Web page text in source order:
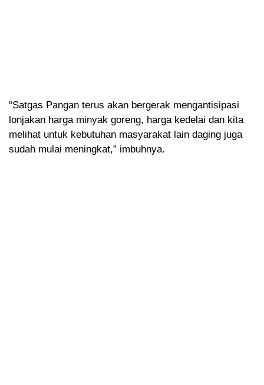
“Satgas Pangan terus akan bergerak mengantisipasi
lonjakan harga minyak goreng, harga kedelai dan kita
melihat untuk kebutuhan masyarakat lain daging juga
sudah mulai meningkat,” imbuhnya.